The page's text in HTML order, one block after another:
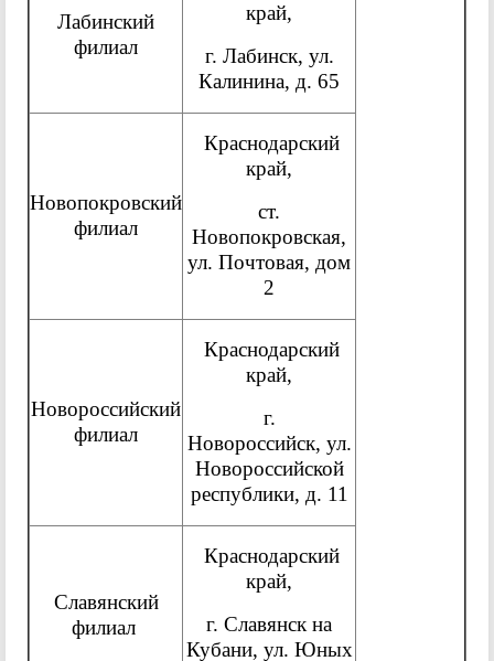
Лабинский
филиал
край,
г. Лабинск, ул.
Калинина, д. 65
Новопокровский
филиал
Краснодарский
край,
ст.
Новопокровская,
ул. Почтовая, дом
2
Новороссийский
филиал
Краснодарский
край,
г.
Новороссийск, ул.
Новороссийской
республики, д. 11
Славянский
филиал
Краснодарский
край,
г. Славянск на
Кубани, ул. Юных